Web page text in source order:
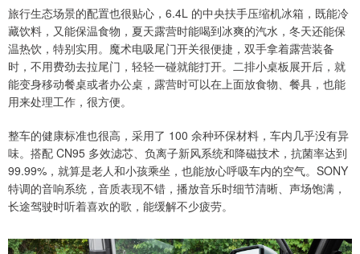
旅行生态场景的配置也很贴心，6.4L 的中央扶手压缩机冰箱，既能冷
藏饮料，又能保温食物，夏天露营时能喝到冰爽的汽水，冬天还能保
温热饮，特别实用。魔术电吸尾门开关很便捷，双手拿着露营装备
时，不用费劲去拉尾门，轻轻一碰就能打开。二排小桌板展开后，就
能变身移动餐桌或者办公桌，露营时可以在上面放食物、餐具，也能
用来处理工作，很方便。
整车的健康标准也很高，采用了 100 余种环保材料，车内几乎没有异
味。搭配 CN95 多效滤芯、负离子新风系统和降磁技术，抗菌率达到
99.99%，就算是老人和小孩乘坐，也能放心呼吸车内的空气。SONY
特调的音响系统，音质表现不错，播放音乐时细节清晰、声场饱满，
长途驾驶时听着喜欢的歌，能缓解不少疲劳。